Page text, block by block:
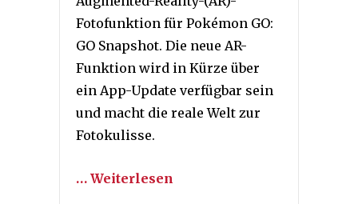
Fotofunktion für Pokémon GO:
GO Snapshot. Die neue AR-
Funktion wird in Kürze über
ein App-Update verfügbar sein
und macht die reale Welt zur
Fotokulisse.
… Weiterlesen